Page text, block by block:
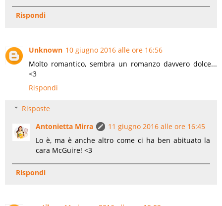
Rispondi
Unknown 10 giugno 2016 alle ore 16:56
Molto romantico, sembra un romanzo davvero dolce...
<3
Rispondi
Risposte
Antonietta Mirra
11 giugno 2016 alle ore 16:45
Lo è, ma è anche altro come ci ha ben abituato la
cara McGuire! <3
Rispondi